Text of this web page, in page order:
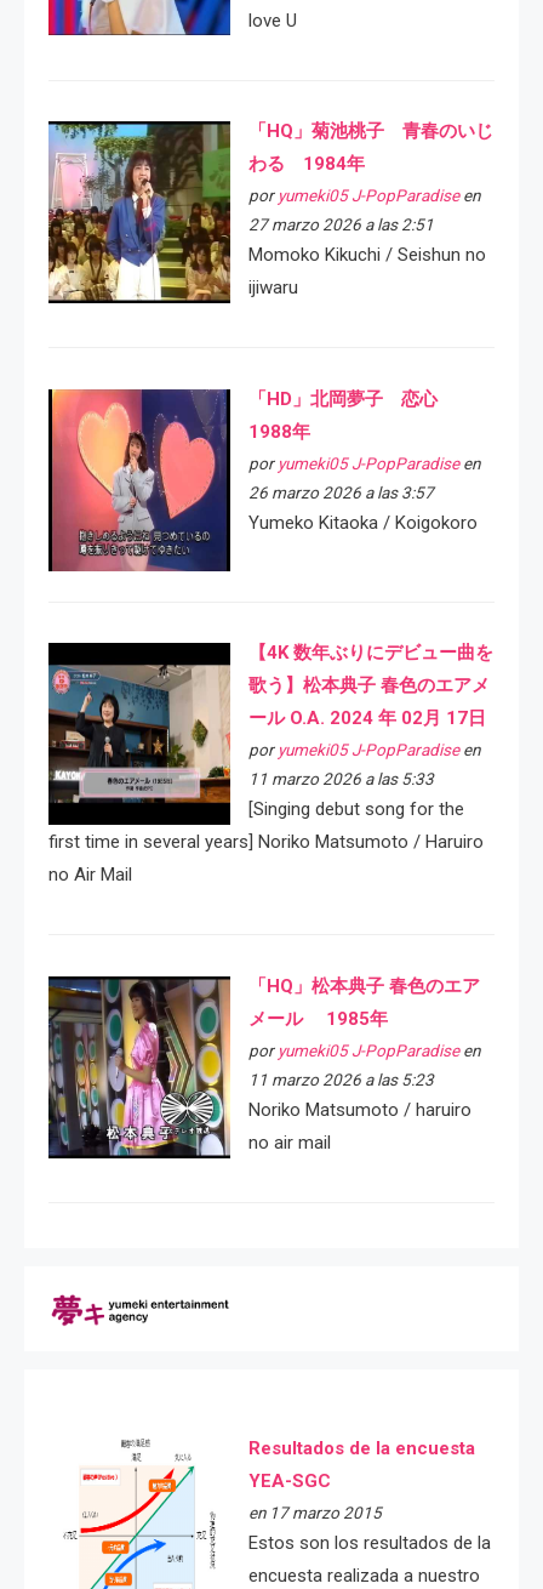
love U
「HQ」菊池桃子 青春のいじ
わる 1984年
por yumeki05 J-PopParadiseen
27 marzo 2026 a las 2:51
Momoko Kikuchi / Seishun no
ijiwaru
「HD」北岡夢子 恋心
1988年
por yumeki05 J-PopParadiseen
26 marzo 2026 a las 3:57
Yumeko Kitaoka / Koigokoro
【4K 数年ぶりにデビュー曲を
歌う】松本典子 春色のエアメ
ール O.A. 2024 年 02月 17日
por yumeki05 J-PopParadiseen
11 marzo 2026 a las 5:33
[Singing debut song for the
first time in several years] Noriko Matsumoto / Haruiro
no Air Mail
「HQ」松本典子 春色のエア
メール 1985年
por yumeki05 J-PopParadiseen
11 marzo 2026 a las 5:23
Noriko Matsumoto / haruiro
no air mail
Resultados de la encuesta
YEA-SGC
en 17 marzo 2015
Estos son los resultados de la
encuesta realizada a nuestro